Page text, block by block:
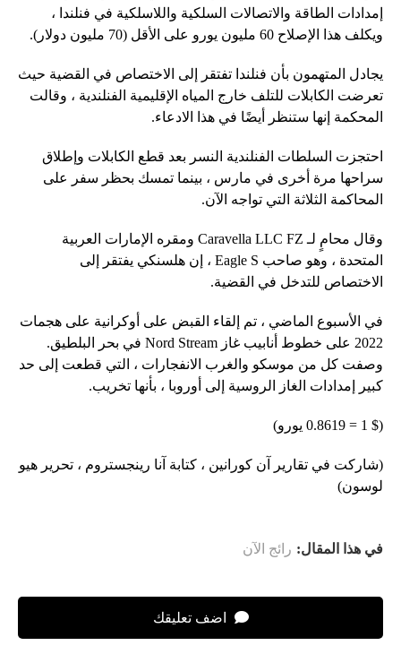
إمدادات الطاقة والاتصالات السلكية واللاسلكية في فنلندا ،
ويكلف هذا الإصلاح 60 مليون يورو على الأقل (70 مليون دولار).
يجادل المتهمون بأن فنلندا تفتقر إلى الاختصاص في القضية حيث
تعرضت الكابلات للتلف خارج المياه الإقليمية الفنلندية ، وقالت
المحكمة إنها ستنظر أيضًا في هذا الادعاء.
احتجزت السلطات الفنلندية النسر بعد قطع الكابلات وإطلاق
سراحها مرة أخرى في مارس ، بينما تمسك بحظر سفر على
المحاكمة الثلاثة التي تواجه الآن.
وقال محامٍ لـ Caravella LLC FZ ومقره الإمارات العربية
المتحدة ، وهو صاحب Eagle S ، إن هلسنكي يفتقر إلى
الاختصاص للتدخل في القضية.
في الأسبوع الماضي ، تم إلقاء القبض على أوكرانية على هجمات
2022 على خطوط أنابيب غاز Nord Stream في بحر البلطيق.
وصفت كل من موسكو والغرب الانفجارات ، التي قطعت إلى حد
كبير إمدادات الغاز الروسية إلى أوروبا ، بأنها تخريب.
($ 1 = 0.8619 يورو)
(شاركت في تقارير آن كورانين ، كتابة آنا رينجستروم ، تحرير هيو
لوسون)
في هذا المقال: رائج الآن
اضف تعليقك